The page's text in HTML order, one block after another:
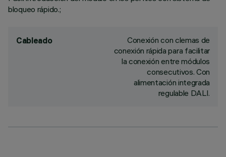
bloqueo rápido.;
Cableado
Conexión con clemas de
conexión rápida para facilitar
la conexión entre módulos
consecutivos. Con
alimentación integrada
regulable DALI.